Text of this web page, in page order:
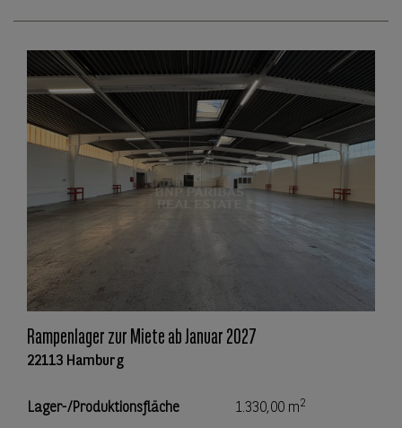
Rampenlager zur Miete ab Januar 2027
22113 Hamburg
Lager-/Produktionsfläche 1.330,00 m2